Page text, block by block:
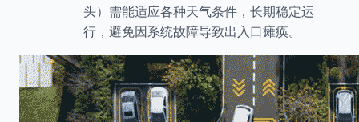
头）需能适应各种天气条件，长期稳定运
行，避免因系统故障导致出入口瘫痪。